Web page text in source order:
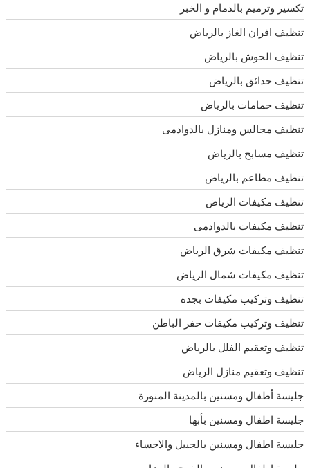
تكسير وترميم بالدمام و الخبر
تنظيف افران الغاز بالرياض
تنظيف الحوش بالرياض
تنظيف حدائق بالرياض
تنظيف حمامات بالرياض
تنظيف مجالس ومنازل بالدوادمى
تنظيف مسابح بالرياض
تنظيف مطاعم بالرياض
تنظيف مكيفات الرياض
تنظيف مكيفات بالدوادمى
تنظيف مكيفات شرق الرياض
تنظيف مكيفات شمال الرياض
تنظيف وتركيب مكيفات بجده
تنظيف وتركيب مكيفات حفر الباطن
تنظيف وتعقيم الفلل بالرياض
تنظيف وتعقيم منازل الرياض
جليسة أطفال ومسنين بالمدينة المنورة
جليسة اطفال ومسنين بأبها
جليسة اطفال ومسنين بالجبيل والاحساء